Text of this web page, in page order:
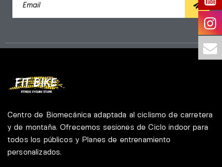
Centro de Biomecánica adaptada al ciclismo de carretera
y de montaña. Ofrecemos sesiones de Ciclo indoor para
todos los públicos y Planes de entrenamiento
personalizados.